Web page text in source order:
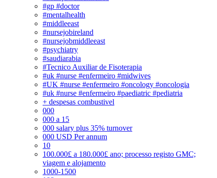
#gp #doctor
#mentalhealth
#middleeast
#nursejobireland
#nursejobmiddleeast
#psychiatry
#saudiarabia
#Tecnico Auxiliar de Fisoterapia
#uk #nurse #enfermeiro #midwives
#UK #nurse #enfermeiro #oncology #oncologia
#uk #nurse #enfermeiro #paediatric #pediatria
+ despesas combustivel
000
000 a 15
000 salary plus 35% turnover
000 USD Per annum
10
100.000£ a 180.000£ ano; processo registo GMC;
viagem e alojamento
1000-1500